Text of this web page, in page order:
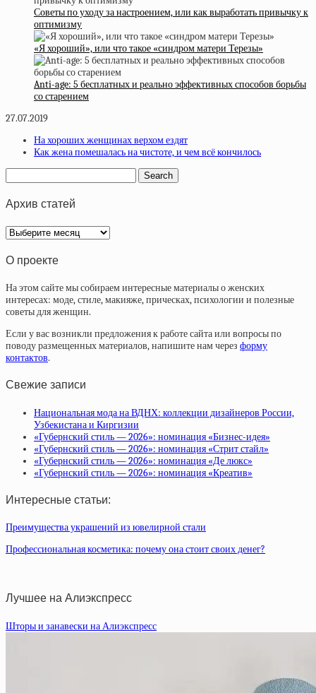
Советы по уходу за настроением, или как выработать привычку к
оптимизму
«Я хороший», или что такое «синдром матери Терезы»
Anti-age: 5 бесплатных и реально эффективных способов борьбы
со старением
27.07.2019
На хороших женщинах верхом ездят
Как жена помешалась на чистоте, и чем всё кончилось
Архив статей
Архив
статей
О проекте
На этом сайте мы собираем интересные материалы о женских
интересах: моде, стиле, макияже, прическах, психологии и полезные
советы для женщин.
Если у вас возникли предложения к работе сайта или вопросы по
поводу размещенных материалов, напишите нам через форму
контактов.
Свежие записи
Национальная мода на ВДНХ: коллекции дизайнеров России,
Узбекистана и Киргизии
«Губернский стиль — 2026»: номинация «Бизнес-идея»
«Губернский стиль — 2026»: номинация «Стрит стайл»
«Губернский стиль — 2026»: номинация «Де люкс»
«Губернский стиль — 2026»: номинация «Креатив»
Интересные статьи:
Преимущества украшений из ювелирной стали
Профессиональная косметика: почему она стоит своих денег?
Лучшее на Алиэкспресс
Шторы и занавески на Алиэкспресс